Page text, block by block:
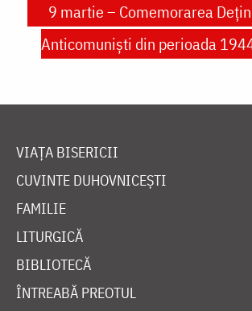
9 martie – Comemorarea
Anticomuniști din perioada
VIAȚA BISERICII
CUVINTE DUHOVNICEȘTI
FAMILIE
LITURGICĂ
BIBLIOTECĂ
ÎNTREABĂ PREOTUL